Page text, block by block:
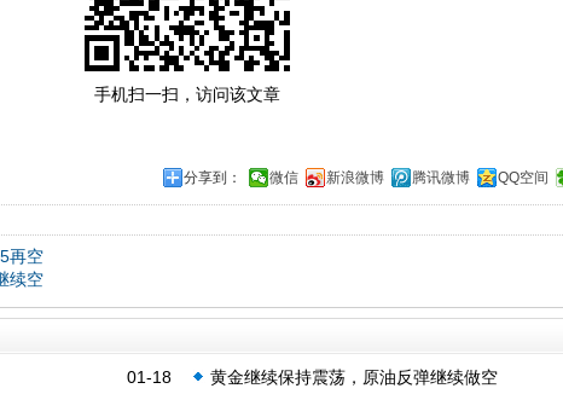
手机扫一扫，访问该文章
分享到： 微信 新浪微博 腾讯微博 QQ空间
再空
续空
01-18 黄金继续保持震荡，原油反弹继续做空